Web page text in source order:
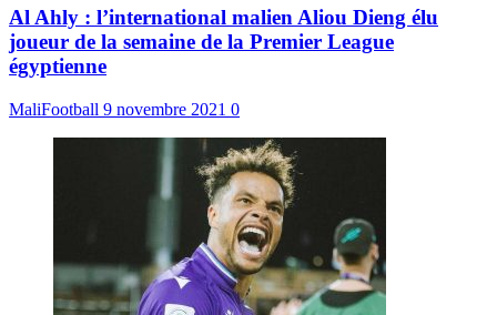
Al Ahly : l’international malien Aliou Dieng élu
joueur de la semaine de la Premier League
égyptienne
MaliFootball 9 novembre 2021 0